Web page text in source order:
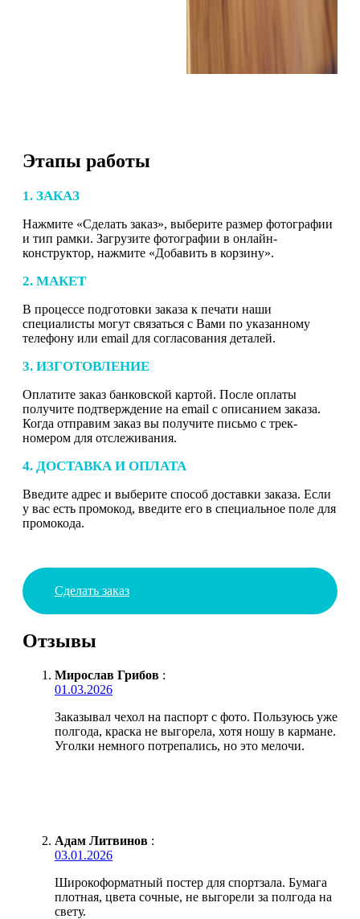
Этапы работы
1. ЗАКАЗ
Нажмите «Сделать заказ», выберите размер фотографии
и тип рамки. Загрузите фотографии в онлайн-
конструктор, нажмите «Добавить в корзину».
2. МАКЕТ
В процессе подготовки заказа к печати наши
специалисты могут связаться с Вами по указанному
телефону или email для согласования деталей.
3. ИЗГОТОВЛЕНИЕ
Оплатите заказ банковской картой. После оплаты
получите подтверждение на email с описанием заказа.
Когда отправим заказ вы получите письмо с трек-
номером для отслеживания.
4. ДОСТАВКА И ОПЛАТА
Введите адрес и выберите способ доставки заказа. Если
у вас есть промокод, введите его в специальное поле для
промокода.
Сделать заказ
Отзывы
Мирослав Грибов :
01.03.2026
Заказывал чехол на паспорт с фото. Пользуюсь уже
полгода, краска не выгорела, хотя ношу в кармане.
Уголки немного потрепались, но это мелочи.
Адам Литвинов :
03.01.2026
Широкоформатный постер для спортзала. Бумага
плотная, цвета сочные, не выгорели за полгода на
свету.